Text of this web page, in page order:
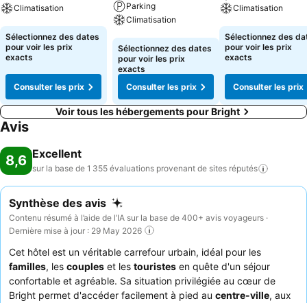
Climatisation
Consulter les prix
Sélectionnez des dates
pour voir les prix
exacts
Consulter les prix
Parking
Climatisation
Consulter les prix
Sélectionnez des dates
pour voir les prix
exacts
Consulter les prix
Climatisation
Consulter les
Sélectionnez des
pour voir les prix
exacts
Consulter les prix
Voir tous les hébergements pour Bright
Avis
8,6 Excellent
sur la base de 1 355 évaluations provenant de sites réputés
Synthèse des avis
Contenu résumé à l’aide de l’IA sur la base de 400+ avis voyageurs ·
Dernière mise à jour : 29 May 2026
Cet hôtel est un véritable carrefour urbain, idéal pour les
familles, les couples et les touristes en quête d'un séjour
confortable et agréable. Sa situation privilégiée au cœur de
Bright permet d'accéder facilement à pied au centre-ville, aux